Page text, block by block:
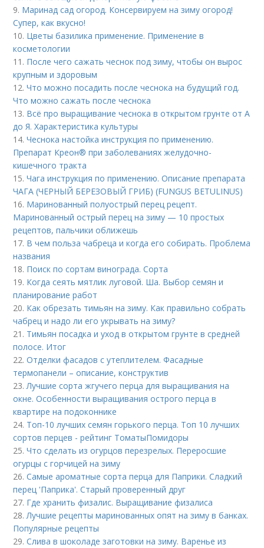
9. Маринад сад огород. Консервируем на зиму огород!
Супер, как вкусно!
10. Цветы базилика применение. Применение в
косметологии
11. После чего сажать чеснок под зиму, чтобы он вырос
крупным и здоровым
12.Что можно посадить после чеснока на будущий год.
Что можно сажать после чеснока
13. Всё про выращивание чеснока в открытом грунте от А
до Я. Характеристика культуры
14.Чеснока настойка инструкция по применению.
Препарат Креон® при заболеваниях желудочно-
кишечного тракта
15.Чага инструкция по применению. Описание препарата
ЧАГА (ЧЕРНЫЙ БЕРЕЗОВЫЙ ГРИБ) (FUNGUS BETULINUS)
16. Маринованный полуострый перец рецепт.
Маринованный острый перец на зиму — 10 простых
рецептов, пальчики оближешь
17. В чем польза чабреца и когда его собирать. Проблема
названия
18. Поиск по сортам винограда. Сорта
19. Когда сеять мятлик луговой. Ша. Выбор семян и
планирование работ
20. Как обрезать тимьян на зиму. Как правильно собрать
чабрец и надо ли его укрывать на зиму?
21. Тимьян посадка и уход в открытом грунте в средней
полосе. Итог
22.Отделки фасадов с утеплителем. Фасадные
термопанели – описание, конструктив
23.Лучшие сорта жгучего перца для выращивания на
окне. Особенности выращивания острого перца в
квартире на подоконнике
24. Топ-10 лучших семян горького перца. Топ 10 лучших
сортов перцев - рейтинг ТоматыПомидоры
25.Что сделать из огурцов перезрелых. Переросшие
огурцы с горчицей на зиму
26.Самые ароматные сорта перца для Паприки. Сладкий
перец 'Паприка'. Старый проверенный друг
27. Где хранить физалис. Выращивание физалиса
28.Лучшие рецепты маринованных опят на зиму в банках.
Популярные рецепты
29.Слива в шоколаде заготовки на зиму. Варенье из